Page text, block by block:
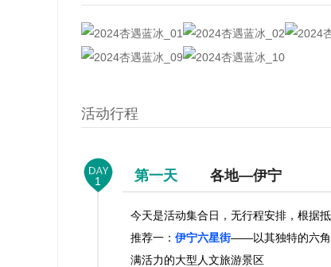
活动行程
1 第一天 各地—伊宁
今天是活动集合日，无行程安排，根据
推荐一： 伊宁六星街——以其独特的六角
满活力的大型人文旅游景区